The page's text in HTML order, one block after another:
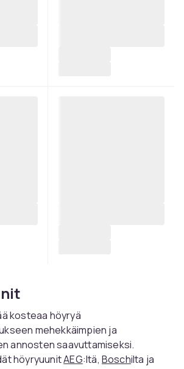
kosteaa höyryä
mehekkäimpien ja
annosten saavuttamiseksi.
höyryuunitAEG:ltä, Boschilta ja